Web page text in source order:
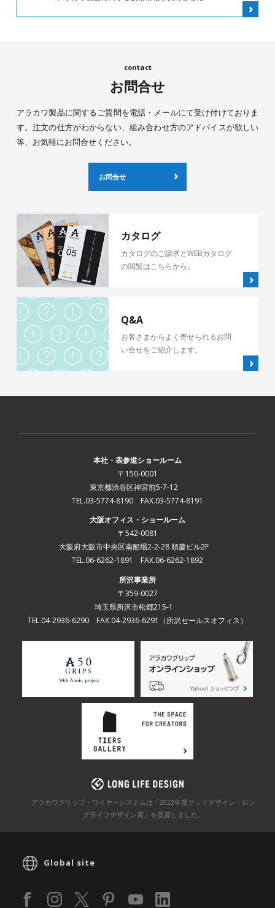
お問合せ
アラカワ製品に関するご質問を電話・メールにて受け付けておりま
す。注文の仕方がわからない、組み合わせ方のアドバイスが欲しい
等、お気軽にお問合せください。
お問合せ
カタログ
カタログのご請求とWEBカタログ
の閲覧はこちらから。
Q&A
お客さまからよく寄せられるお問
い合せをご紹介します。
本社・表参道ショールーム
〒150-0001
東京都渋谷区神宮前5-7-12
TEL.03-5774-8190 FAX.03-5774-8191
大阪オフィス・ショールーム
〒542-0081
大阪府大阪市中央区南船場2-2-28 順慶ビル2F
TEL.06-6262-1891 FAX.06-6262-1892
所沢事業所
〒359-0027
埼玉県所沢市松郷215-1
TEL.04-2936-6290 FAX.04-2936-6291 （所沢セールスオフィス）
アラカワグリップ・ワイヤーシステムは「2022年度グッドデザイン・ロン
グライフデザイン賞」を受賞しました。
Global site